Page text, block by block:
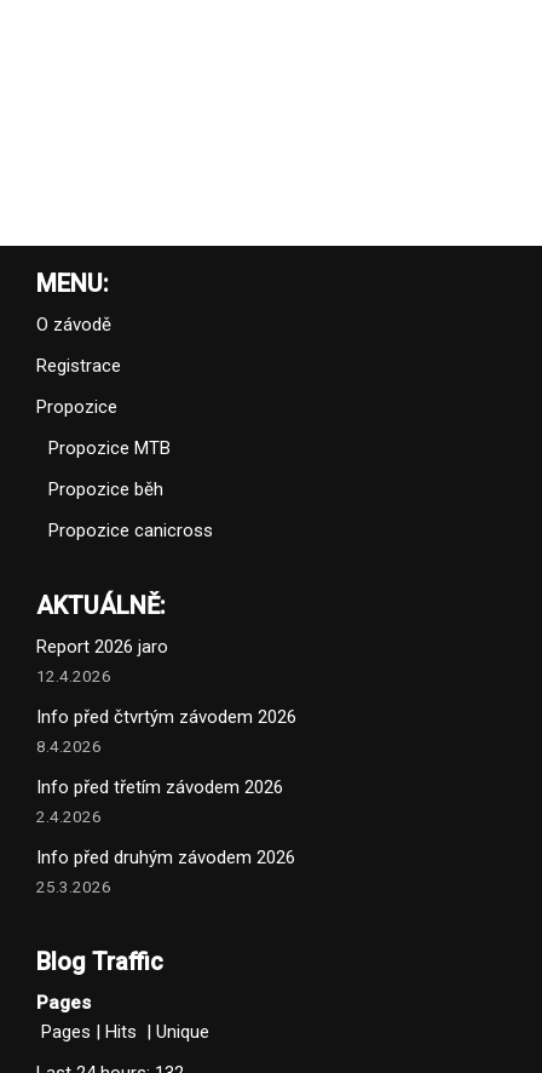
MENU:
O závodě
Registrace
Propozice
Propozice MTB
Propozice běh
Propozice canicross
AKTUÁLNĚ:
Report 2026 jaro
12.4.2026
Info před čtvrtým závodem 2026
8.4.2026
Info před třetím závodem 2026
2.4.2026
Info před druhým závodem 2026
25.3.2026
Blog Traffic
Pages
Pages | Hits | Unique